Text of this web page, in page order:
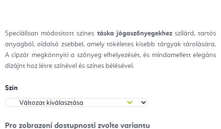
Speciálisan módosított színes táska jógaszőnyegekhezszilárd, tartós
anyagból, oldalsó zsebbel, amely tökéletes kisebb tárgyak tárolására.
A cipzár megkönnyíti a szőnyeg elhelyezését, és mindamellett elegáns
dizájnt hoz létre színével és színes bélésével.
Szín